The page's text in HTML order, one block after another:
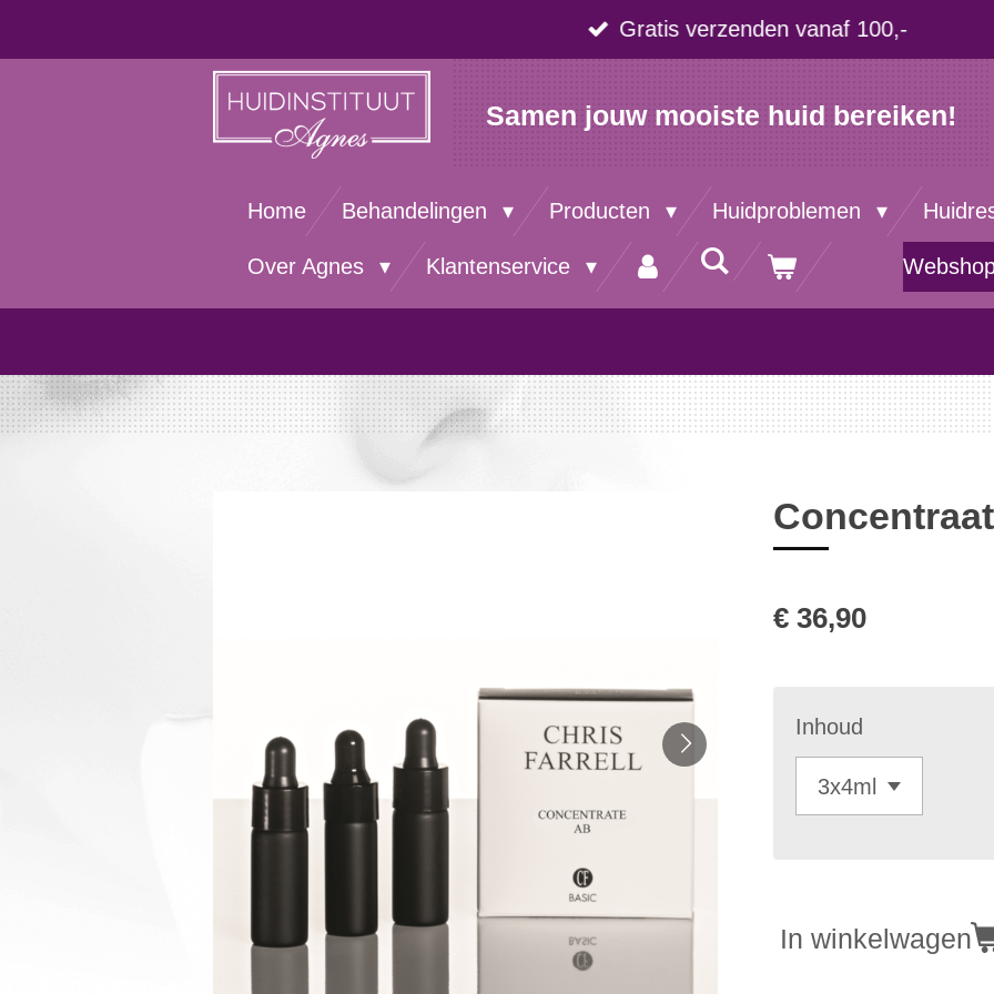
direct
Gratis verzenden vanaf 100,-
Samen jouw mooiste huid bereiken!
Home Behandelingen Producten Huidproblemen
Over Agnes Klantenservice
€ 36,90
Inhoud
In winkelwagen